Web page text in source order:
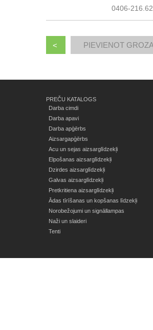
0406-216.62
<
PREČU KATALOGS
Darba cimdi
Darba apavi
Darba apģērbs
Aizsargapģērbs
Acu un sejas aizsarglīdzekļi
Elpošanas aizsarglīdzekļi
Dzirdes aizsarglīdzekļi
Galvas aizsarglīdzekļi
Pretkritiena aizsarglīdzekļi
Ādas tīrīšanas un kopšanas līdzekļi
Norobežojumi un signāllampas
Naži un slaideri
Tenti